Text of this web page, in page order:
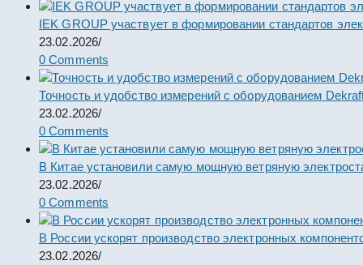
IEK GROUP участвует в формировании стандартов
23.02.2026/
0 Comments
Точность и удобство измерений с оборудованием
23.02.2026/
0 Comments
В Китае установили самую мощную ветряную
23.02.2026/
0 Comments
В России ускорят производство электронных
23.02.2026/